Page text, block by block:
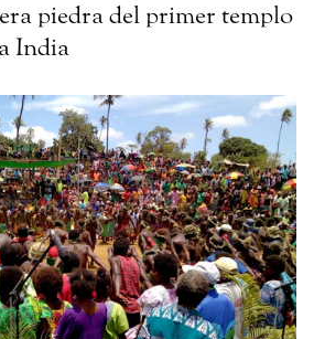
piedra del primer templo
India